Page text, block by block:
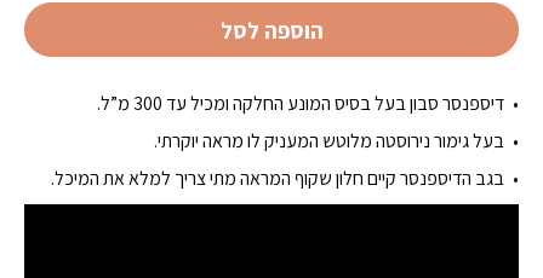
דיספנסר סבון בעל בסיס המונע החלקה ומכיל עד 300 מ”ל.
בעל גימור נירוסטה מלוטש המעניק לו מראה יוקרתי.
בגב הדיספנסר קיים חלון שקוף המראה מתי צריך למלא את המיכל.
הוספה לסל